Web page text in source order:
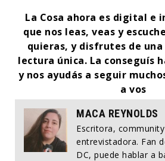
La Cosa ahora es digital e
que nos leas, veas y
quieras, y disfrutes de
lectura única. La conseguís
y nos ayudás a seguir
a vos
MACA REYNOLDS
Escritora,
entrevistadora. Fan
DC, puede hablar a